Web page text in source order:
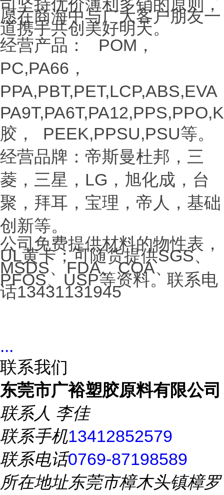
司坚持优价薄利多销的原则，
愿在商海中与广大客户朋友一
道携手共创美好明天。
经营产品：
POM，
PC,PA66，
PPA,PBT,PET,LCP,ABS,EVA
PA9T,PA6T,PA12,PPS,PPO,K
胶，
PEEK,PPSU,PSU等。
经营品牌：帝斯曼杜邦，三
菱，三星，LG，旭化成，台
聚，拜耳，宝理，帝人，基础
创新等。
公司免费提供材料的物性表，
UL黄卡；可随货提供SGS、
MSDS、FDA、COA、
PFOS、USP等资料。联系电
话13431131945
...
联系我们
东莞市广裕塑胶原料有限公司
联系人 李佳
联系手机13412852579
联系电话0769-87198589
所在地址东莞市樟木头镇樟罗